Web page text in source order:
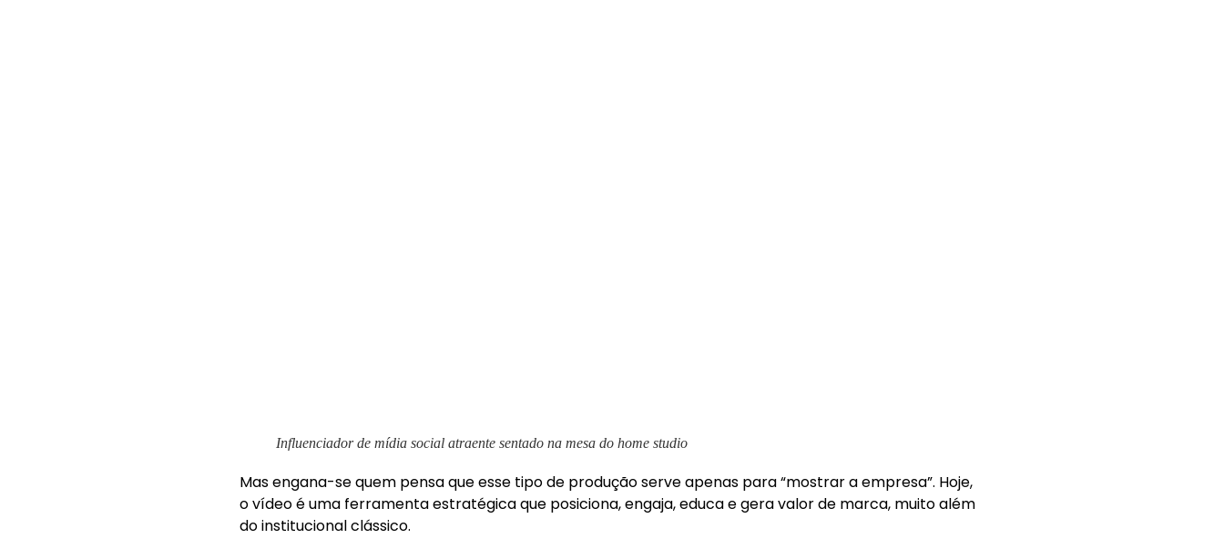
Influenciador de mídia social atraente sentado na mesa do home studio
Mas engana-se quem pensa que esse tipo de produção serve apenas para “mostrar a empresa”. Hoje,
o vídeo é uma ferramenta estratégica que posiciona, engaja, educa e gera valor de marca, muito além
do institucional clássico.